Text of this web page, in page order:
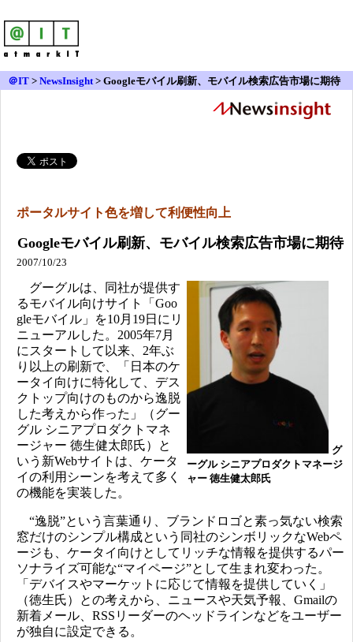
＠IT > NewsInsight> Googleモバイル刷新、モバイル検索広告市場に期待
ポータルサイト色を増して利便性向上
Googleモバイル刷新、モバイル検索広告市場に期待
2007/10/23
グ
ーグル シニアプロダクトマネージ
ャー 徳生健太郎氏
グーグルは、同社が提供す
るモバイル向けサイト「Goo
gleモバイル」を10月19日にリ
ニューアルした。2005年7月
にスタートして以来、2年ぶ
り以上の刷新で、「日本のケ
ータイ向けに特化して、デス
クトップ向けのものから逸脱
した考えから作った」（グー
グル シニアプロダクトマネ
ージャー 徳生健太郎氏）と
いう新Webサイトは、ケータ
イの利用シーンを考えて多く
の機能を実装した。
“逸脱”という言葉通り、ブランドロゴと素っ気ない検索
窓だけのシンプル構成という同社のシンボリックなWebペ
ージも、ケータイ向けとしてリッチな情報を提供するパー
ソナライズ可能な“マイページ”として生まれ変わった。
「デバイスやマーケットに応じて情報を提供していく」
（徳生氏）との考えから、ニュースや天気予報、Gmailの
新着メール、RSSリーダーのヘッドラインなどをユーザー
が独自に設定できる。